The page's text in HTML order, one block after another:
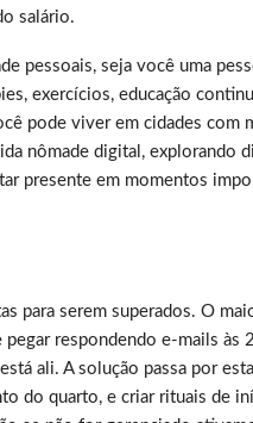
salário.
pessoais, seja você uma
exercícios, educação
pode viver em cidades com
nômade digital, explorando
presente em momentos
para serem superados. O
respondendo e-mails às
ali. A solução passa por
do quarto, e criar rituais de